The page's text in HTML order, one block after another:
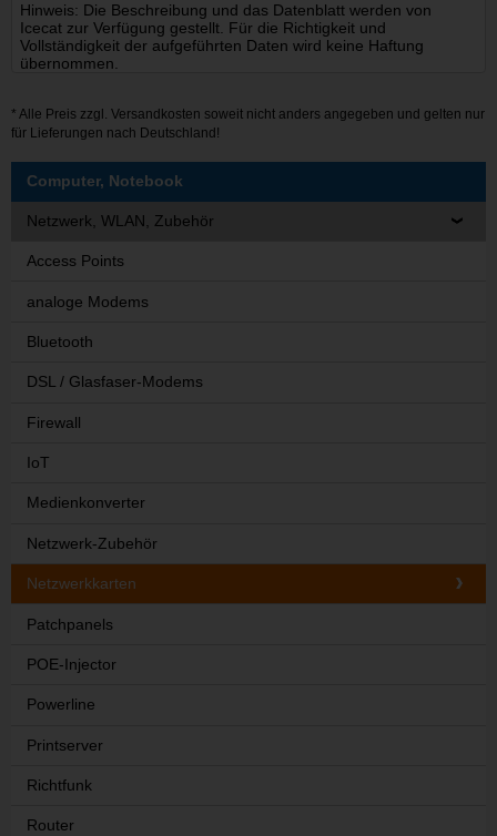
Hinweis: Die Beschreibung und das Datenblatt werden von
Icecat zur Verfügung gestellt. Für die Richtigkeit und
Vollständigkeit der aufgeführten Daten wird keine Haftung
übernommen.
* Alle Preis zzgl. Versandkosten soweit nicht anders angegeben und gelten nur
für Lieferungen nach Deutschland!
Computer, Notebook
Netzwerk, WLAN, Zubehör
Access Points
analoge Modems
Bluetooth
DSL / Glasfaser-Modems
Firewall
IoT
Medienkonverter
Netzwerk-Zubehör
Netzwerkkarten
Patchpanels
POE-Injector
Powerline
Printserver
Richtfunk
Router